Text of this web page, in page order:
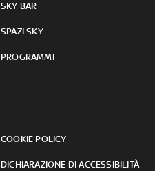
SKY BAR
SPAZI SKY
PROGRAMMI
COOKIE POLICY
DICHIARAZIONE DI ACCESSIBILITÀ